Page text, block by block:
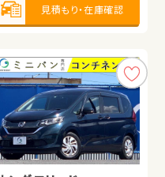
見積もり・在庫確認
見積もり・在庫確認
排気 1,800cc 整備 法定整備付